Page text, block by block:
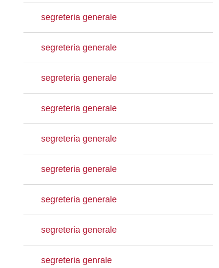
segreteria generale
segreteria generale
segreteria generale
segreteria generale
segreteria generale
segreteria generale
segreteria generale
segreteria generale
segreteria genrale